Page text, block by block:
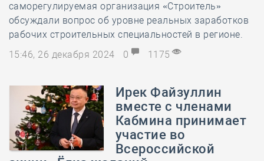
саморегулируемая организация «Строитель»
обсуждали вопрос об уровне реальных заработков
рабочих строительных специальностей в регионе.
15:46, 26 декабря 2024
0 1175
Ирек Файзуллин
вместе с членами
Кабмина принимает
участие во
Всероссийской